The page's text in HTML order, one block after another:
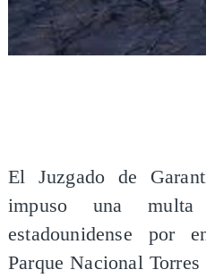
El Juzgado de
impuso una
estadounidense por
Parque Nacional